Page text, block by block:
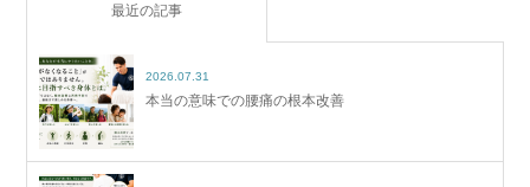
最近の記事
2026.07.31
本当の意味での腰痛の根本改善